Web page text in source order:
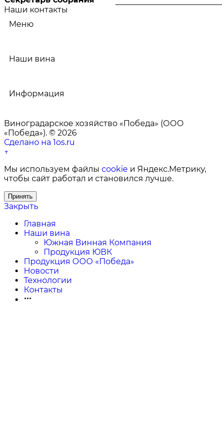
Наши контакты
Меню
Наши вина
Информация
Виноградарское хозяйство «Победа» (ООО
«Победа»). © 2026
Сделано на 1os.ru
↑
Мы используем файлы cookie и Яндекс.Метрику,
чтобы сайт работал и становился лучше.
Принять
Закрыть
Главная
Наши вина
Южная Винная Компания
Продукция ЮВК
Продукция ООО «Победа»
Новости
Технологии
Контакты